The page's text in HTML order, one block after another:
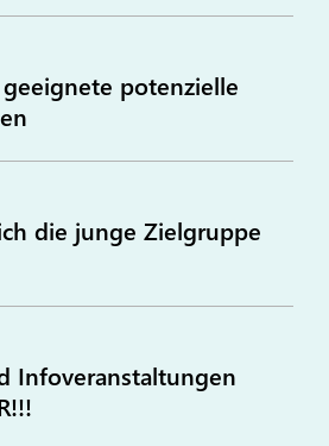
potenzielle
die junge Zielgruppe
Infoveranstaltungen